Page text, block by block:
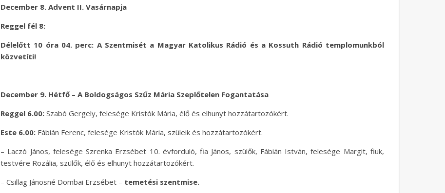
December 8. Advent II. Vasárnapja
Reggel fél 8:
Délelőtt 10 óra 04. perc: A Szentmisét a Magyar Katolikus Rádió és a Kossuth Rádió templomunkból
közvetíti!
December 9. Hétfő – A Boldogságos Szűz Mária Szeplőtelen Fogantatása
Reggel 6.00: Szabó Gergely, felesége Kristók Mária, élő és elhunyt hozzátartozókért.
Este 6.00: Fábián Ferenc, felesége Kristók Mária, szüleik és hozzátartozókért.
– Laczó János, felesége Szrenka Erzsébet 10. évforduló, fia János, szülők, Fábián István, felesége Margit, fiuk,
testvére Rozália, szülők, élő és elhunyt hozzátartozókért.
– Csillag Jánosné Dombai Erzsébet – temetési szentmise.